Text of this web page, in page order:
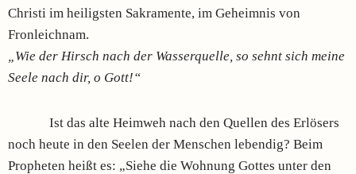
Christi im heiligsten Sakramente, im Geheimnis von
Fronleichnam.
„Wie der Hirsch nach der Wasserquelle, so sehnt sich meine
Seele nach dir, o Gott!“
Ist das alte Heimweh nach den Quellen des Erlösers
noch heute in den Seelen der Menschen lebendig? Beim
Propheten heißt es: „Siehe die Wohnung Gottes unter den